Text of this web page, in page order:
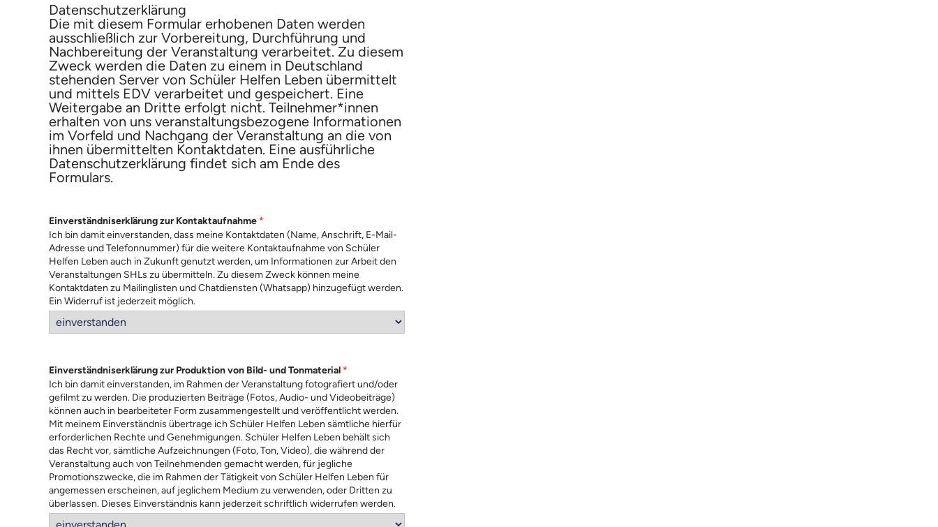
Datenschutzerklärung
Die mit diesem Formular erhobenen Daten werden
ausschließlich zur Vorbereitung, Durchführung und
Nachbereitung der Veranstaltung verarbeitet. Zu diesem
Zweck werden die Daten zu einem in Deutschland
stehenden Server von Schüler Helfen Leben übermittelt
und mittels EDV verarbeitet und gespeichert. Eine
Weitergabe an Dritte erfolgt nicht. Teilnehmer*innen
erhalten von uns veranstaltungsbezogene Informationen
im Vorfeld und Nachgang der Veranstaltung an die von
ihnen übermittelten Kontaktdaten. Eine ausführliche
Datenschutzerklärung findet sich am Ende des
Formulars.
Einverständniserklärung zur Kontaktaufnahme *
Ich bin damit einverstanden, dass meine Kontaktdaten (Name, Anschrift, E-Mail-
Adresse und Telefonnummer) für die weitere Kontaktaufnahme von Schüler
Helfen Leben auch in Zukunft genutzt werden, um Informationen zur Arbeit den
Veranstaltungen SHLs zu übermitteln. Zu diesem Zweck können meine
Kontaktdaten zu Mailinglisten und Chatdiensten (Whatsapp) hinzugefügt werden.
Ein Widerruf ist jederzeit möglich.
Einverständniserklärung zur Produktion von Bild- und Tonmaterial *
Ich bin damit einverstanden, im Rahmen der Veranstaltung fotografiert und/oder
gefilmt zu werden. Die produzierten Beiträge (Fotos, Audio- und Videobeiträge)
können auch in bearbeiteter Form zusammengestellt und veröffentlicht werden.
Mit meinem Einverständnis übertrage ich Schüler Helfen Leben sämtliche hierfür
erforderlichen Rechte und Genehmigungen. Schüler Helfen Leben behält sich
das Recht vor, sämtliche Aufzeichnungen (Foto, Ton, Video), die während der
Veranstaltung auch von Teilnehmenden gemacht werden, für jegliche
Promotionszwecke, die im Rahmen der Tätigkeit von Schüler Helfen Leben für
angemessen erscheinen, auf jeglichem Medium zu verwenden, oder Dritten zu
überlassen. Dieses Einverständnis kann jederzeit schriftlich widerrufen werden.